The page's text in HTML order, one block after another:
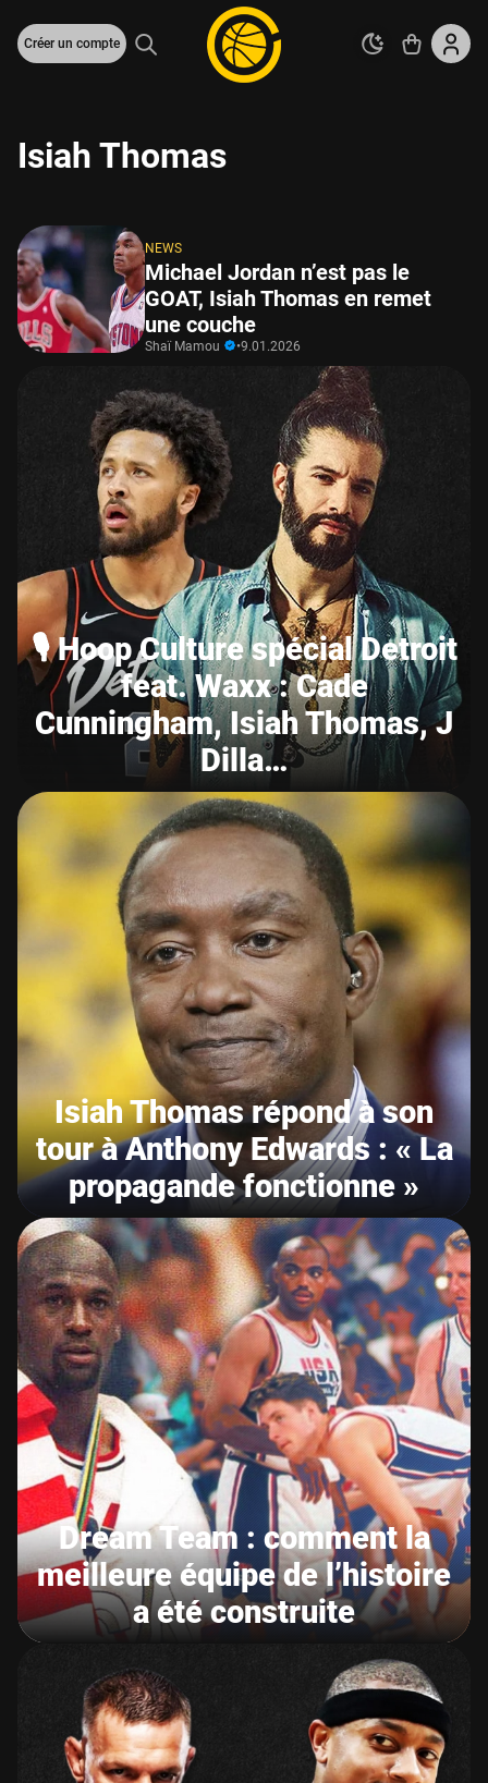
Créer un compte
Isiah Thomas
NEWS
Michael Jordan n’est pas le
GOAT, Isiah Thomas en remet
une couche
Shaï Mamou •9.01.2026
🎙️ Hoop Culture spécial Detroit
feat. Waxx : Cade
Cunningham, Isiah Thomas, J
Dilla…
Isiah Thomas répond à son
tour à Anthony Edwards : « La
propagande fonctionne »
Dream Team : comment la
meilleure équipe de l’histoire
a été construite